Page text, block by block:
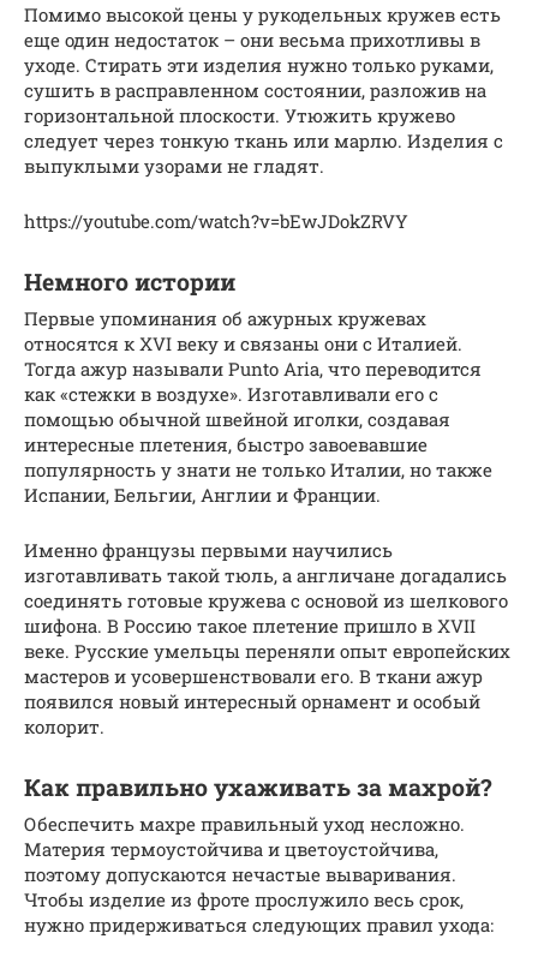
Помимо высокой цены у рукодельных кружев есть
еще один недостаток – они весьма прихотливы в
уходе. Стирать эти изделия нужно только руками,
сушить в расправленном состоянии, разложив на
горизонтальной плоскости. Утюжить кружево
следует через тонкую ткань или марлю. Изделия с
выпуклыми узорами не гладят.
https://youtube.com/watch?v=bEwJDokZRVY
Немного истории
Первые упоминания об ажурных кружевах
относятся к XVI веку и связаны они с Италией.
Тогда ажур называли Punto Aria, что переводится
как «стежки в воздухе». Изготавливали его с
помощью обычной швейной иголки, создавая
интересные плетения, быстро завоевавшие
популярность у знати не только Италии, но также
Испании, Бельгии, Англии и Франции.
Именно французы первыми научились
изготавливать такой тюль, а англичане догадались
соединять готовые кружева с основой из шелкового
шифона. В Россию такое плетение пришло в XVII
веке. Русские умельцы переняли опыт европейских
мастеров и усовершенствовали его. В ткани ажур
появился новый интересный орнамент и особый
колорит.
Как правильно ухаживать за махрой?
Обеспечить махре правильный уход несложно.
Материя термоустойчива и цветоустойчива,
поэтому допускаются нечастые вываривания.
Чтобы изделие из фроте прослужило весь срок,
нужно придерживаться следующих правил ухода: